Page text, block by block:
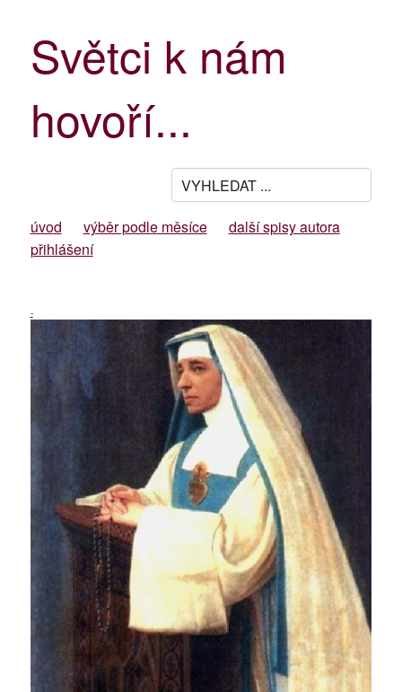
Světci k nám
hovoří...
úvod výběr podle měsíce
další spisy autora
přihlášení
-